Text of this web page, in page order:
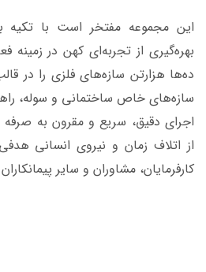
این مجموعه مفتخر است با تکیه
بهره‌گیری از تجربه‌ای كهن در زمینه
ده‌ها هزار‌تن سازه‌های فلزی را در
سازه‌های خاص ساختمانی و سوله،
اجرای دقیق، سریع و مقرون به
از اتلاف زمان و نیروی انسانی
کارفرمایان، مشاوران و سایر